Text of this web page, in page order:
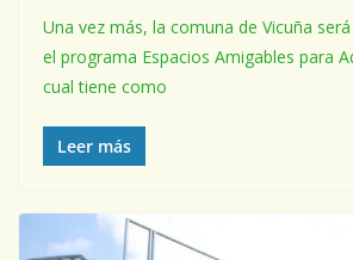
Una vez más, la comuna de Vicuña
el programa Espacios Amigables para
cual tiene como
Leer más